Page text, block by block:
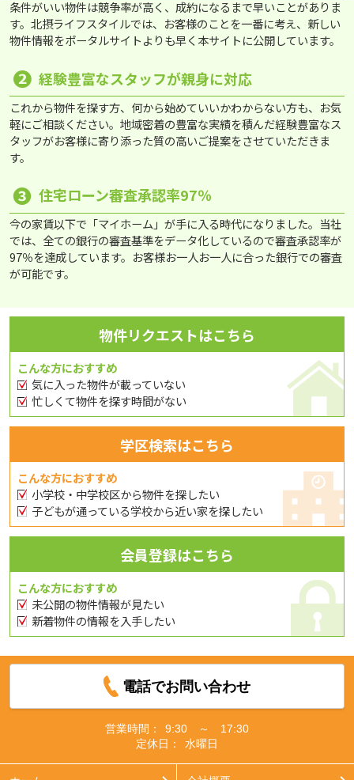
条件がいい物件は競争率が高く、成約になるまで早いことがありま
す。北摂ライフスタイルでは、お客様のことを一番に考え、新しい
物件情報をポータルサイトよりも早く本サイトに公開しています。
❷ 経験豊富なスタッフが親身に対応
これから物件を探す方、何から始めていいかわからない方も、お気
軽にご相談ください。地域密着の豊富な実績を積んだ経験豊富なス
タッフがお客様に寄り添った質の高いご提案をさせていただきま
す。
❸ 住宅ローン審査承認率97％
今の家賃以下で「マイホーム」が手に入る時代になりました。当社
では、全ての銀行の審査基準をデータ化しているので審査承認率が
97％を達成しています。お客様お一人お一人に合った銀行での審査
が可能です。
物件リクエストはこちら
こんな方におすすめ
気に入った物件が載っていない
忙しくて物件を探す時間がない
学区検索はこちら
こんな方におすすめ
小学校・中学校区から物件を探したい
子どもが通っている学校から近い家を探したい
会員登録はこちら
こんな方におすすめ
未公開の物件情報が見たい
新着物件の情報を入手したい
電話でお問い合わせ
営業時間：
9:30 ～ 17:30
定休日：
水曜日